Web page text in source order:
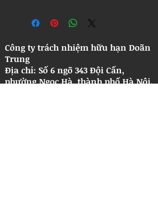
Công ty trách nhiệm hữu hạn Doãn
Trung
Địa chỉ: Số 6 ngõ 343 Đội Cấn,
phường Ngọc Hà, thành phố Hà Nội.